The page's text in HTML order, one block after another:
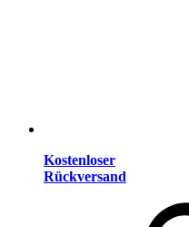
Kostenloser
Rückversand